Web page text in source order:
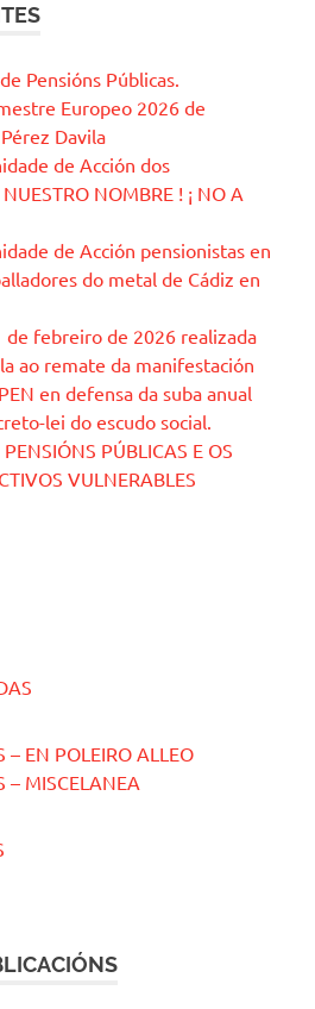
Pensións Públicas.
Europeo 2026 de
Davila
de Acción dos
NOMBRE ! ¡ NO A
de Acción pensionistas en
do metal de Cádiz en
de febreiro de 2026 realizada
ao remate da manifestación
en defensa da suba anual
lei do escudo social.
PÚBLICAS E OS
VULNERABLES
– EN POLEIRO ALLEO
– MISCELANEA